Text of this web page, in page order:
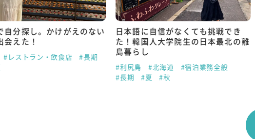
自分探し。かけがえのない
会えた！
#レストラン・飲食店
#長期
日本語に自信がなくても挑戦でき
た！韓国人大学院生の日本最北の離
島暮らし
#利尻島 #北海道
#宿泊業務全般
#長期
#夏 #秋